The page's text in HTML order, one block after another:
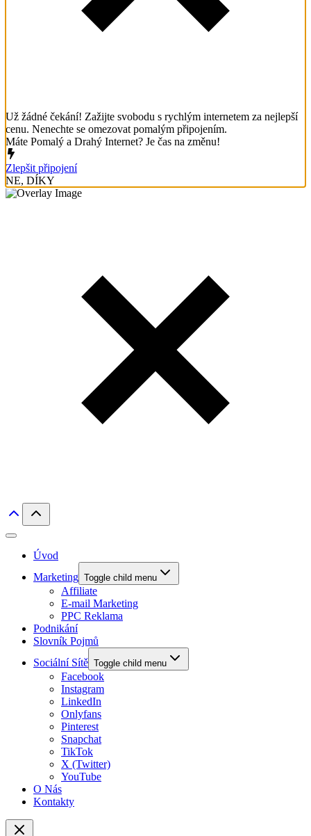
Už žádné čekání! Zažijte svobodu s rychlým internetem za nejlepší
cenu. Nenechte se omezovat pomalým připojením.
Máte Pomalý a Drahý Internet? Je čas na změnu!
Zlepšit připojení
NE, DÍKY
Úvod
Marketing Toggle child menu
Affiliate
E-mail Marketing
PPC Reklama
Podnikání
Slovník Pojmů
Sociální Sítě Toggle child menu
Facebook
Instagram
LinkedIn
Onlyfans
Pinterest
Snapchat
TikTok
X (Twitter)
YouTube
O Nás
Kontakty